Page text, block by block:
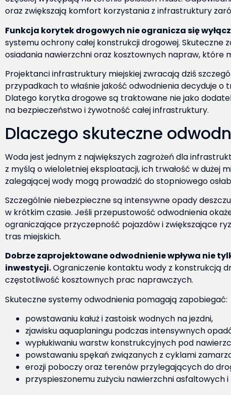
oraz zwiększają komfort korzystania z infrastruktury
Funkcja korytek drogowych nie ogranicza się
systemu ochrony całej konstrukcji drogowej. Skuteczne
osiadania nawierzchni oraz kosztownych napraw, które
Projektanci infrastruktury miejskiej zwracają dziś
przypadkach to właśnie jakość odwodnienia decyduje
Dlatego korytka drogowe są traktowane nie jako
na bezpieczeństwo i żywotność całej infrastruktury.
Dlaczego skuteczne
Woda jest jednym z największych zagrożeń dla
z myślą o wieloletniej eksploatacji, ich trwałość w dużej
zalegającej wody mogą prowadzić do stopniowego
Szczególnie niebezpieczne są intensywne opady
w krótkim czasie. Jeśli przepustowość odwodnienia
ograniczające przyczepność pojazdów i zwiększające
tras miejskich.
Dobrze zaprojektowane odwodnienie wpływa nie
inwestycji.Ograniczenie kontaktu wody z konstrukcją
częstotliwość kosztownych prac naprawczych.
Skuteczne systemy odwodnienia pomagają zapobiegać:
powstawaniu kałuż i zastoisk wodnych na jezdni,
zjawisku aquaplaningu podczas intensywnych
wypłukiwaniu warstw konstrukcyjnych pod
powstawaniu spękań związanych z cyklami
erozji poboczy oraz terenów przylegających do
przyspieszonemu zużyciu nawierzchni asfaltowych